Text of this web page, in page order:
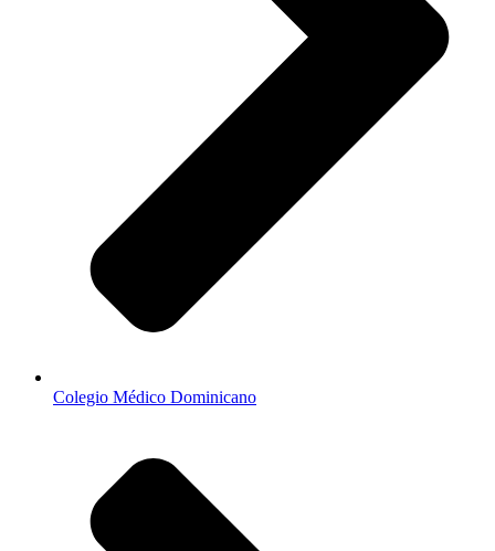
Colegio Médico Dominicano